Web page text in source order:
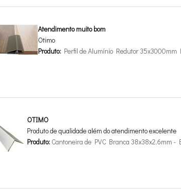
Atendimento muito bom
Otimo
Produto: Perfil de Alumínio Redutor 35x3000mm
OTIMO
Produto de qualidade além do atendimento excelente
Produto: Cantoneira de PVC Branca 38x38x2,6mm -